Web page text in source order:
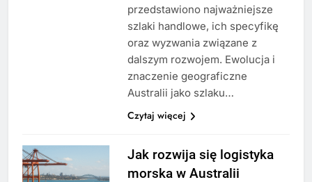
przedstawiono najważniejsze
szlaki handlowe, ich specyfikę
oraz wyzwania związane z
dalszym rozwojem. Ewolucja i
znaczenie geograficzne
Australii jako szlaku…
Czytaj więcej
Jak rozwija się logistyka
morska w Australii